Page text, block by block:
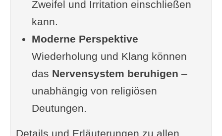
Zweifel und Irritation einschließen
kann.
Moderne Perspektive
Wiederholung und Klang können
das Nervensystem beruhigen –
unabhängig von religiösen
Deutungen.
Details und Erläuterungen zu allen